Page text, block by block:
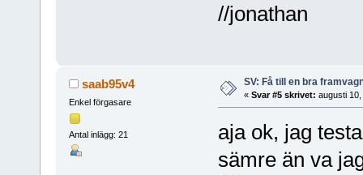
//jonathan
saab95v4
Enkel förgasare
Antal inlägg: 21
SV: Få till en bra
« Svar #5 skrivet: augusti 10,
aja ok, jag
sämre än va